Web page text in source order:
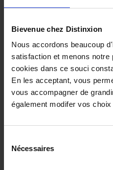
Bievenue chez Distinxion
Nous accordons beaucoup
satisfaction et menons notre
cookies dans ce souci
En les acceptant, vous
vous accompagner de
également modifer vos
Nécessaires